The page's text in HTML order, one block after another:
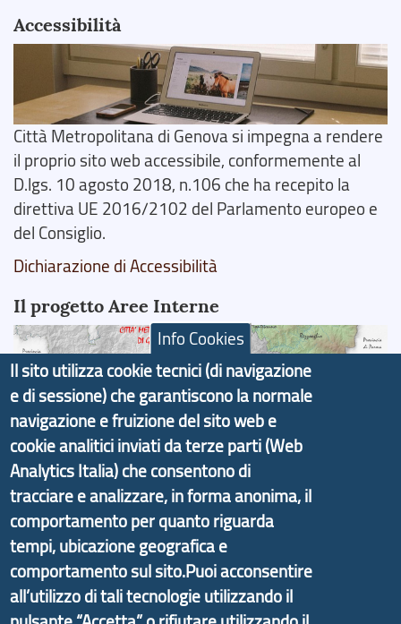
Accessibilità
Città Metropolitana di Genova si impegna a rendere
il proprio sito web accessibile, conformemente al
D.lgs. 10 agosto 2018, n.106 che ha recepito la
direttiva UE 2016/2102 del Parlamento europeo e
del Consiglio.
Dichiarazione di Accessibilità
Il progetto Aree Interne
Il portale di marketing territoriale e sviluppo locale
di Genova Città Metropolitana si è sviluppato a
partire dal progetto nazionale Aree Interne
promosso dal Dipartimento per lo Sviluppo
Economico e finalizzato al rilancio socio-economico
delle valli dell’entroterra. In particolare fornisce
informazioni ed aggiornamenti sullaStrategia
d'Area Antola-Tigullio , in collaborazione con Regione
Liguria ed ANCI Liguria.
Info Cookies
Il sito utilizza cookie tecnici (di navigazione
e di sessione) che garantiscono la normale
navigazione e fruizione del sito web e
cookie analitici inviati da terze parti (Web
Analytics Italia) che consentono di
tracciare e analizzare, in forma anonima, il
comportamento per quanto riguarda
tempi, ubicazione geografica e
comportamento sul sito.Puoi acconsentire
all’utilizzo di tali tecnologie utilizzando il